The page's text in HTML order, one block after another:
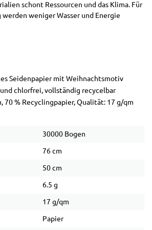
schont Ressourcen und das Klima. Für
weniger Wasser und Energie
Seidenpapier mit Weihnachtsmotiv
chlorfrei, vollständig recycelbar
70 % Recyclingpapier, Qualität: 17 g/qm
30000 Bogen
76 cm
50 cm
6.5 g
17 g/qm
Papier